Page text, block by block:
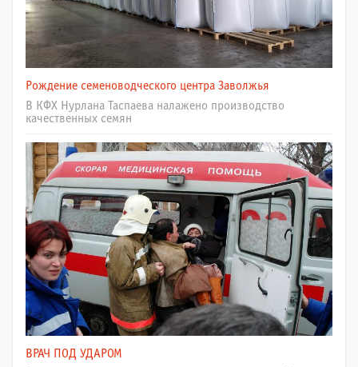
Рождение семеноводческого центра Заволжья
В КФХ Нурлана Таспаева налажено производство
качественных семян
ВРАЧ ПОД УДАРОМ